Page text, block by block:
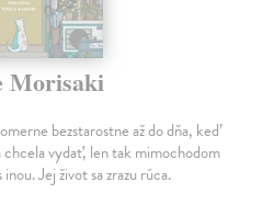
Morisaki
bezstarostne až do dňa, keď
vydať, len tak mimochodom
inou. Jej život sa zrazu rúca.